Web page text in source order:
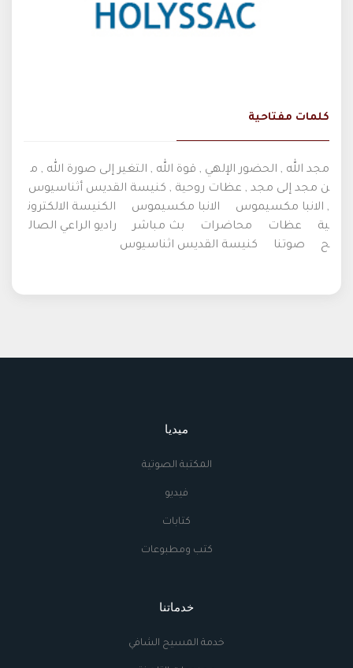
كلمات مفتاحية
مجد الله , الحضور الإلهي , قوة الله , التغير إلى صورة الله , م
ن مجد إلى مجد , عظات روحية , كنيسة القديس أثناسيوس
, الانبا مكسيموس
الانبا مكسيموس
الكنيسة الالكترون
ية
عظات محاضرات بث مباشر
راديو الراعي الصال
ح
صوتنا كنيسة القديس اثناسيوس
ميديا
المكتبة الصوتية
فيديو
كتابات
كتب ومطبوعات
خدماتنا
خدمة المسيح الشافي